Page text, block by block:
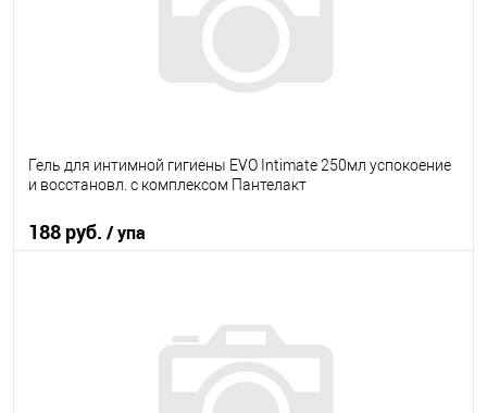
Гель для интимной гигиены EVO Intimate 250мл успокоение
и восстановл. с комплексом Пантелакт
188 руб. / упа
В наличии